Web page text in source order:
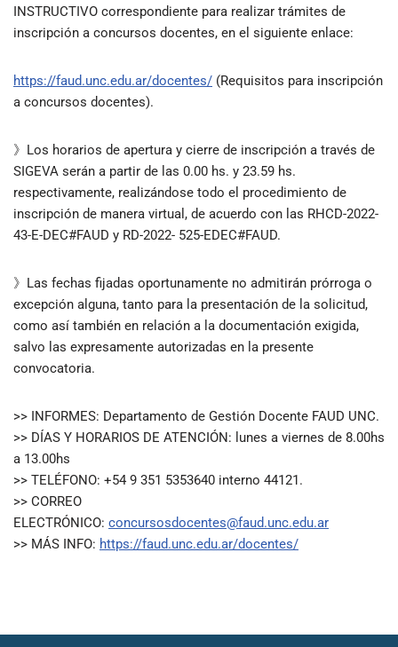
INSTRUCTIVO correspondiente para realizar trámites de
inscripción a concursos docentes, en el siguiente enlace:
https://faud.unc.edu.ar/docentes/ (Requisitos para inscripción
a concursos docentes).
》Los horarios de apertura y cierre de inscripción a través de
SIGEVA serán a partir de las 0.00 hs. y 23.59 hs.
respectivamente, realizándose todo el procedimiento de
inscripción de manera virtual, de acuerdo con las RHCD-2022-
43-E-DEC#FAUD y RD-2022- 525-EDEC#FAUD.
》Las fechas fijadas oportunamente no admitirán prórroga o
excepción alguna, tanto para la presentación de la solicitud,
como así también en relación a la documentación exigida,
salvo las expresamente autorizadas en la presente
convocatoria.
>> INFORMES: Departamento de Gestión Docente FAUD UNC.
>> DÍAS Y HORARIOS DE ATENCIÓN: lunes a viernes de 8.00hs
a 13.00hs
>> TELÉFONO: +54 9 351 5353640 interno 44121.
>> CORREO
ELECTRÓNICO: concursosdocentes@faud.unc.edu.ar
>> MÁS INFO: https://faud.unc.edu.ar/docentes/